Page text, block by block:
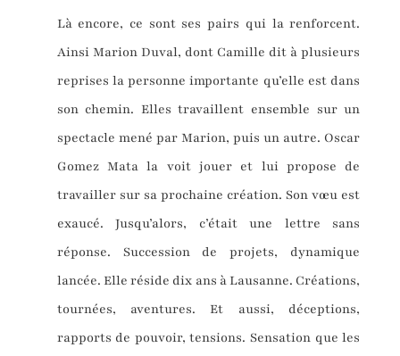
Là encore, ce sont ses pairs qui la renforcent.
Ainsi Marion Duval, dont Camille dit à plusieurs
reprises la personne importante qu’elle est dans
son chemin. Elles travaillent ensemble sur un
spectacle mené par Marion, puis un autre. Oscar
Gomez Mata la voit jouer et lui propose de
travailler sur sa prochaine création. Son vœu est
exaucé. Jusqu’alors, c’était une lettre sans
réponse. Succession de projets, dynamique
lancée. Elle réside dix ans à Lausanne. Créations,
tournées, aventures. Et aussi, déceptions,
rapports de pouvoir, tensions. Sensation que les